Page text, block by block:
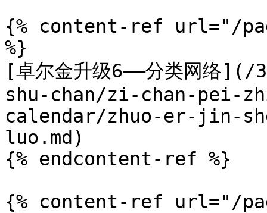
{% content-ref url="/
%}
[卓尔金升级6——分类网络
shu-chan/zi-chan-pei-
calendar/zhuo-er-jin-
luo.md)
{% endcontent-ref %}
{% content-ref url="/